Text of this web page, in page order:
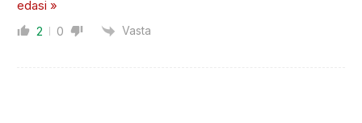
edasi »
2 0 Vasta